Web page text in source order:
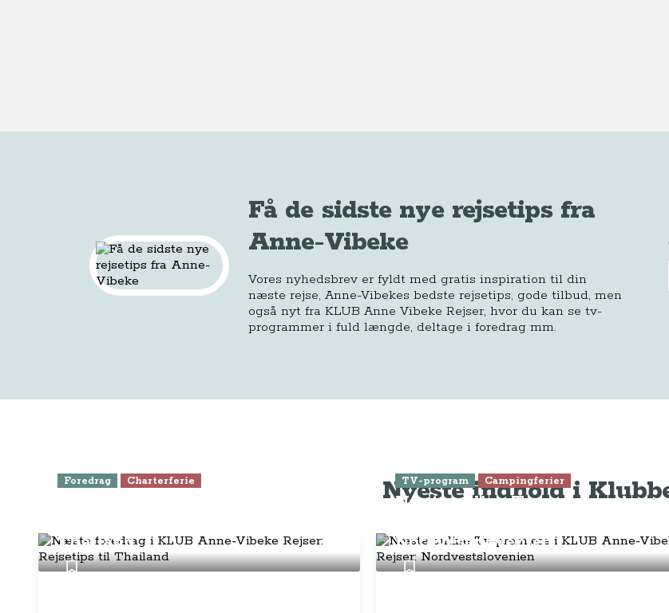
Få de sidste nye rejsetips fra
Anne-Vibeke
Vores nyhedsbrev er fyldt med gratis inspiration til din
næste rejse, Anne-Vibekes bedste rejsetips, gode tilbud, men
også nyt fra KLUB Anne Vibeke Rejser, hvor du kan se tv-
programmer i fuld længde, deltage i foredrag mm.
Nyeste indhold i
Foredrag Charterferie
Thailand
TV-program Campingferier
Næste online Tv-premiere i
Nordvestslovenien